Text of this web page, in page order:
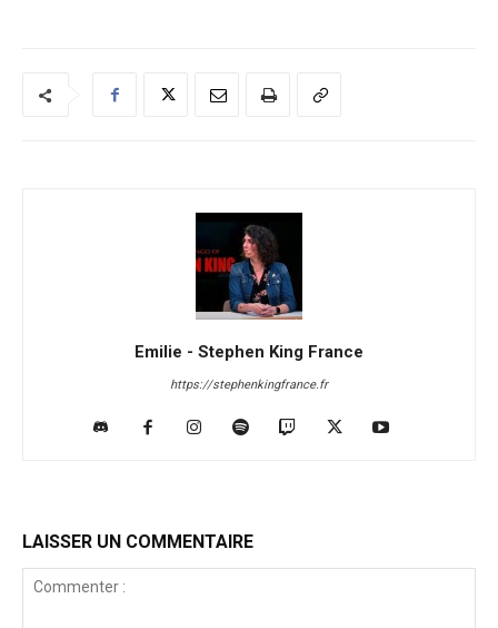
Emilie - Stephen King France
https://stephenkingfrance.fr
LAISSER UN COMMENTAIRE